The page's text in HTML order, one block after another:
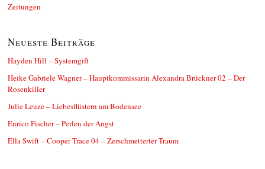
Zeitungen
Neueste Beiträge
Hayden Hill – Systemgift
Heike Gabriele Wagner – Hauptkommissarin Alexandra Brückner 02 – Der
Rosenkiller
Julie Leuze – Liebesflüstern am Bodensee
Enrico Fischer – Perlen der Angst
Ella Swift – Cooper Trace 04 – Zerschmetterter Traum